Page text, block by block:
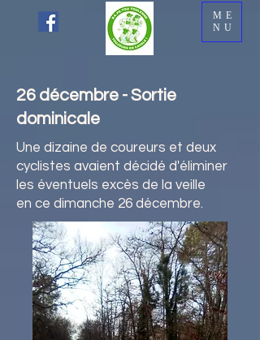
ME
NU
26 décembre - Sortie
dominicale
Une dizaine de coureurs et deux
cyclistes avaient décidé d'éliminer
les éventuels excès de la veille
en ce dimanche 26 décembre.